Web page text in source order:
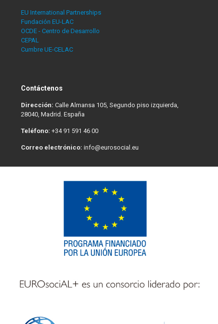
EU International Partnerships
Fundación EU-LAC
OCDE - Centro de Desarrollo
CEPAL
Cumbre UE-CELAC
Contáctenos
Dirección: Calle Almansa 105, Segundo piso izquierda,
28040, Madrid. España
Teléfono: +34 91 591 46 00
Correo electrónico: info@eurosocial.eu